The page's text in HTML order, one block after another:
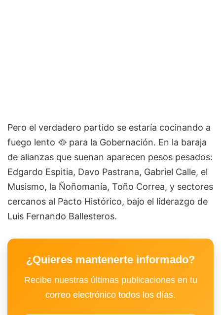
Pero el verdadero partido se estaría cocinando a
fuego lento 🥘 para la Gobernación. En la baraja
de alianzas que suenan aparecen pesos pesados:
Edgardo Espitia, Davo Pastrana, Gabriel Calle, el
Musismo, la Ñoñomanía, Toño Correa, y sectores
cercanos al Pacto Histórico, bajo el liderazgo de
Luis Fernando Ballesteros.
¿Quieres mantenerte informado?
Recibe nuestras últimas publicaciones en tu
correo electrónico todos los días.